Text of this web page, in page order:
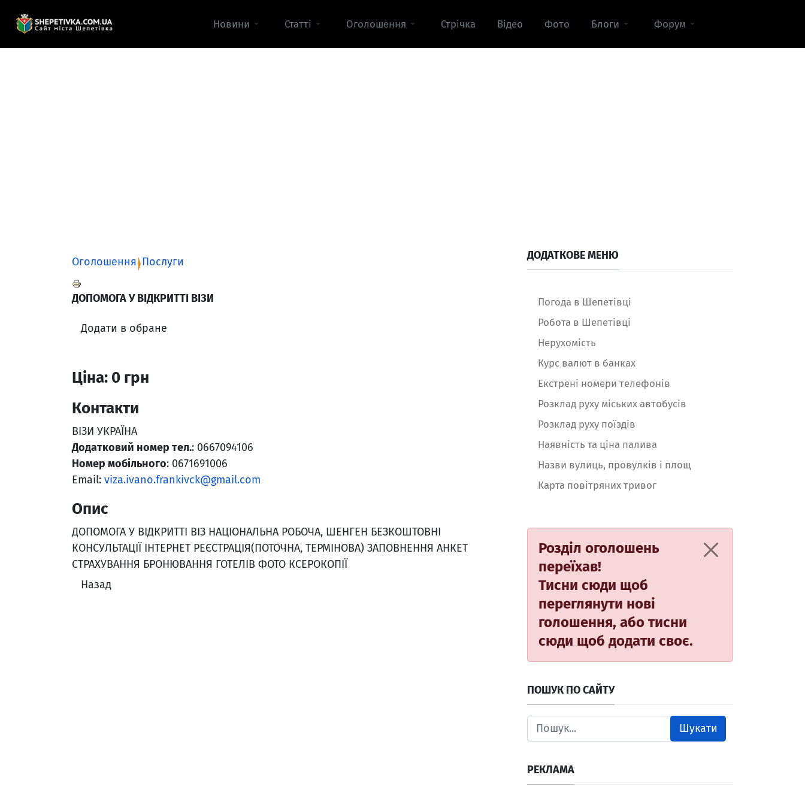
Новини Статті Оголошення Стрічка Відео Фото Блоги Форум
Оголошення Послуги
ДОПОМОГА У ВІДКРИТТІ ВІЗИ
Додати в обране
Ціна: 0 грн
Контакти
ВІЗИ УКРАЇНА
Додатковий номер тел.: 0667094106
Номер мобільного: 0671691006
Email: viza.ivano.frankivck@gmail.com
Опис
ДОПОМОГА У ВІДКРИТТІ ВІЗ НАЦІОНАЛЬНА РОБОЧА, ШЕНГЕН БЕЗКОШТОВНІ
КОНСУЛЬТАЦІЇ ІНТЕРНЕТ РЕЄСТРАЦІЯ(ПОТОЧНА, ТЕРМІНОВА) ЗАПОВНЕННЯ АНКЕТ
СТРАХУВАННЯ БРОНЮВАННЯ ГОТЕЛІВ ФОТО КСЕРОКОПІЇ
Назад
ДОДАТКОВЕ МЕНЮ
Погода в Шепетівці
Робота в Шепетівці
Нерухомість
Курс валют в банках
Екстрені номери телефонів
Розклад руху міських автобусів
Розклад руху поїздів
Наявність та ціна палива
Назви вулиць, провулків і площ
Карта повітряних тривог
Розділ оголошень
переїхав!
Тисни сюди щоб
переглянути нові
голошення, або тисни
сюди щоб додати своє.
ПОШУК ПО САЙТУ
Шукати
РЕКЛАМА